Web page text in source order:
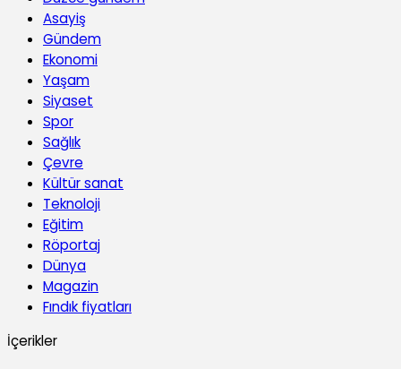
Asayiş
Gündem
Ekonomi
Yaşam
Siyaset
Spor
Sağlık
Çevre
Kültür sanat
Teknoloji
Eğitim
Röportaj
Dünya
Magazin
Fındık fiyatları
İçerikler